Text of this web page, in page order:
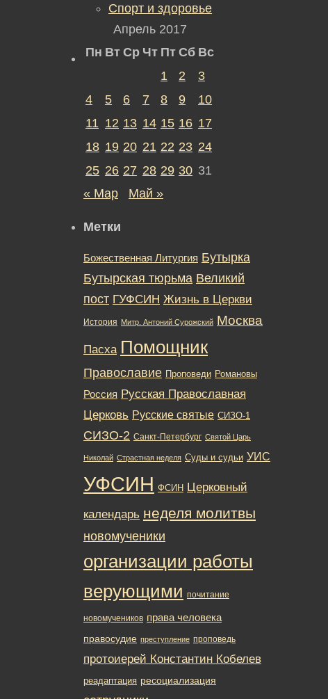
Спорт и здоровье
Апрель 2017
Пн Вт Ср Чт Пт Сб Вс
1
2
3
4
5 6 7 8 9
10
11 12 13 14 15 16 17
18 19 20 21 22 23 24
25 26 27 28 29 30 31
« Мар
Май »
Метки
Божественная Литургия Бутырка
Бутырская тюрьма Великий
пост ГУФСИН Жизнь в Церкви
История Митр. Антоний Сурожский Москва
Пасха Помощник
Православие Проповеди Романовы
Россия Русская Православная
Церковь Русские святые СИЗО-1
СИЗО-2 Санкт-Петербург Святой Царь
Николай Страстная неделя Суды и судьи УИС
УФСИН ФСИН Церковный
календарь неделя молитвы
новомученики
организации работы
верующими почитание
новомучеников права человека
правосудие преступление проповедь
протоиерей Константин Кобелев
реадаптация ресоциализация